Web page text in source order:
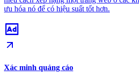
ưu hóa nó để có hiệu suất tốt hơn.
Xác minh quảng cáo